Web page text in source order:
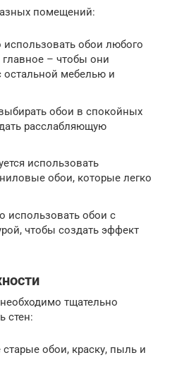
помещений:
обои любого
главное – чтобы они
остальной мебелью и
обои в спокойных
расслабляющую
использовать
обои, которые легко
использовать обои с
чтобы создать эффект
тщательно
стен:
старые обои, краску, пыль и